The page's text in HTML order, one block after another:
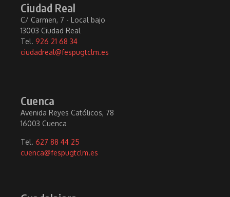
Ciudad Real
C/ Carmen, 7 - Local bajo
13003 Ciudad Real
Tel. 926 21 68 34
ciudadreal@fespugtclm.es
Cuenca
Avenida Reyes Católicos, 78
16003 Cuenca
Tel. 627 88 44 25
cuenca@fespugtclm.es